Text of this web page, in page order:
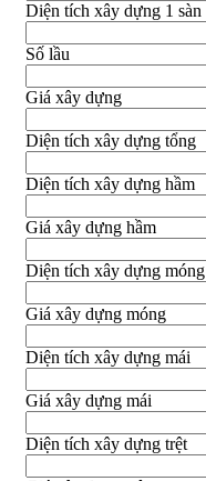
Diện tích xây dựng 1 sàn
Số lầu
Giá xây dựng
Diện tích xây dựng tổng
Diện tích xây dựng hầm
Giá xây dựng hầm
Diện tích xây dựng móng
Giá xây dựng móng
Diện tích xây dựng mái
Giá xây dựng mái
Diện tích xây dựng trệt